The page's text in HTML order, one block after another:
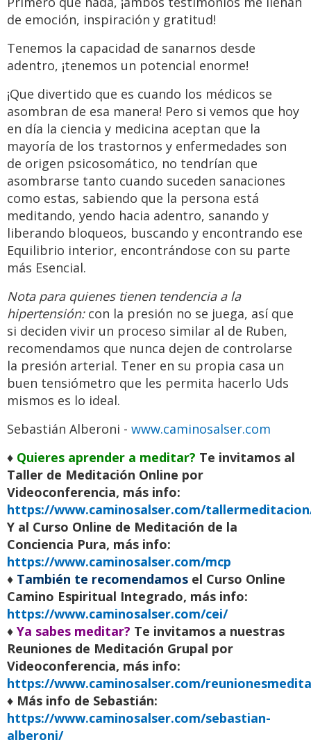
de emoción, inspiración y gratitud!
Tenemos la capacidad de sanarnos desde
adentro, ¡tenemos un potencial enorme!
¡Que divertido que es cuando los médicos se
asombran de esa manera! Pero si vemos que hoy
en día la ciencia y medicina aceptan que la
mayoría de los trastornos y enfermedades son
de origen psicosomático, no tendrían que
asombrarse tanto cuando suceden sanaciones
como estas, sabiendo que la persona está
meditando, yendo hacia adentro, sanando y
liberando bloqueos, buscando y encontrando ese
Equilibrio interior, encontrándose con su parte
más Esencial.
Nota para quienes tienen tendencia a la
hipertensión:con la presión no se juega, así que
si deciden vivir un proceso similar al de Ruben,
recomendamos que nunca dejen de controlarse
la presión arterial. Tener en su propia casa un
buen tensiómetro que les permita hacerlo Uds
mismos es lo ideal.
Sebastián Alberoni - www.caminosalser.com
♦ Quieres aprender a meditar? Te invitamos al
Taller de Meditación Online por
Videoconferencia, más info:
https://www.caminosalser.com/
Y al Curso Online de Meditación de la
Conciencia Pura, más info:
https://www.caminosalser.com/mcp
♦ También te recomendamos el Curso Online
Camino Espiritual Integrado, más info:
https://www.caminosalser.com/cei/
♦ Ya sabes meditar? Te invitamos a nuestras
Reuniones de Meditación Grupal por
Videoconferencia, más info:
https://www.caminosalser.com/
♦ Más info de Sebastián:
https://www.caminosalser.com/sebastian-
alberoni/